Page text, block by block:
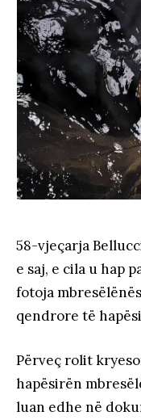
58-vjeçarja
e saj, e cila u hap
fotoja
qendrore të
Përveç rolit
hapësirën
luan edhe në